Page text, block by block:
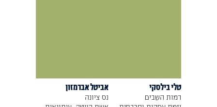
טלי בילסקי
רמות השבים
אביטל אברמזון
נס ציונה